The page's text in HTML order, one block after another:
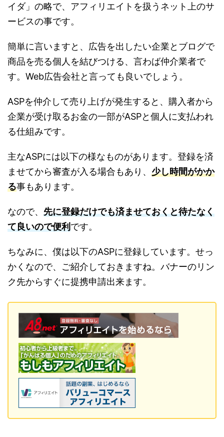
イダ」の略で、アフィリエイトを扱うネット上のサ
ービスの事です。
簡単に言いますと、広告を出したい企業とブログで
商品を売る個人を結びつける、言わば仲介業者で
す。Web広告会社と言っても良いでしょう。
ASPを仲介して売り上げが発生すると、購入者から
企業が受け取るお金の一部がASPと個人に支払われ
る仕組みです。
主なASPには以下の様なものがあります。登録を済
ませてから審査が入る場合もあり、 少し時間がかか
る事もあります。
なので、 先に登録だけでも済ませておくと待たなく
て良いので便利です。
ちなみに、僕は以下のASPに登録しています。せっ
かくなので、ご紹介しておきますね。バナーのリン
ク先からすぐに提携申請出来ます。